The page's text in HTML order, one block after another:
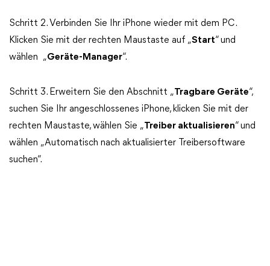
Schritt 2. Verbinden Sie Ihr iPhone wieder mit dem PC.
Klicken Sie mit der rechten Maustaste auf „Start“ und
wählen „Geräte-Manager“.
Schritt 3. Erweitern Sie den Abschnitt „Tragbare Geräte“,
suchen Sie Ihr angeschlossenes iPhone, klicken Sie mit der
rechten Maustaste, wählen Sie „Treiber aktualisieren“ und
wählen „Automatisch nach aktualisierter Treibersoftware
suchen“.